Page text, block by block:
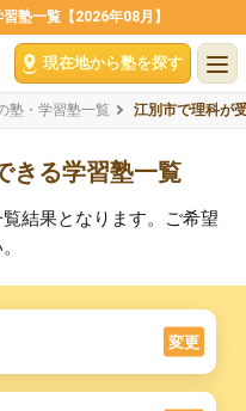
塾一覧【2026年08月】
現在地から塾を探す
塾・学習塾一覧 江別市で理科が
きる学習塾一覧
結果となります。ご希望
変更